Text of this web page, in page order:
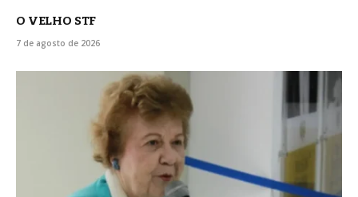
O VELHO STF
7 de agosto de 2026